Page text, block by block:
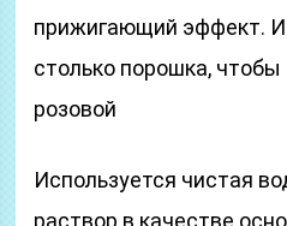
прижигающий эффект.
столько порошка,
розовой
Используется чистая
раствор в качестве